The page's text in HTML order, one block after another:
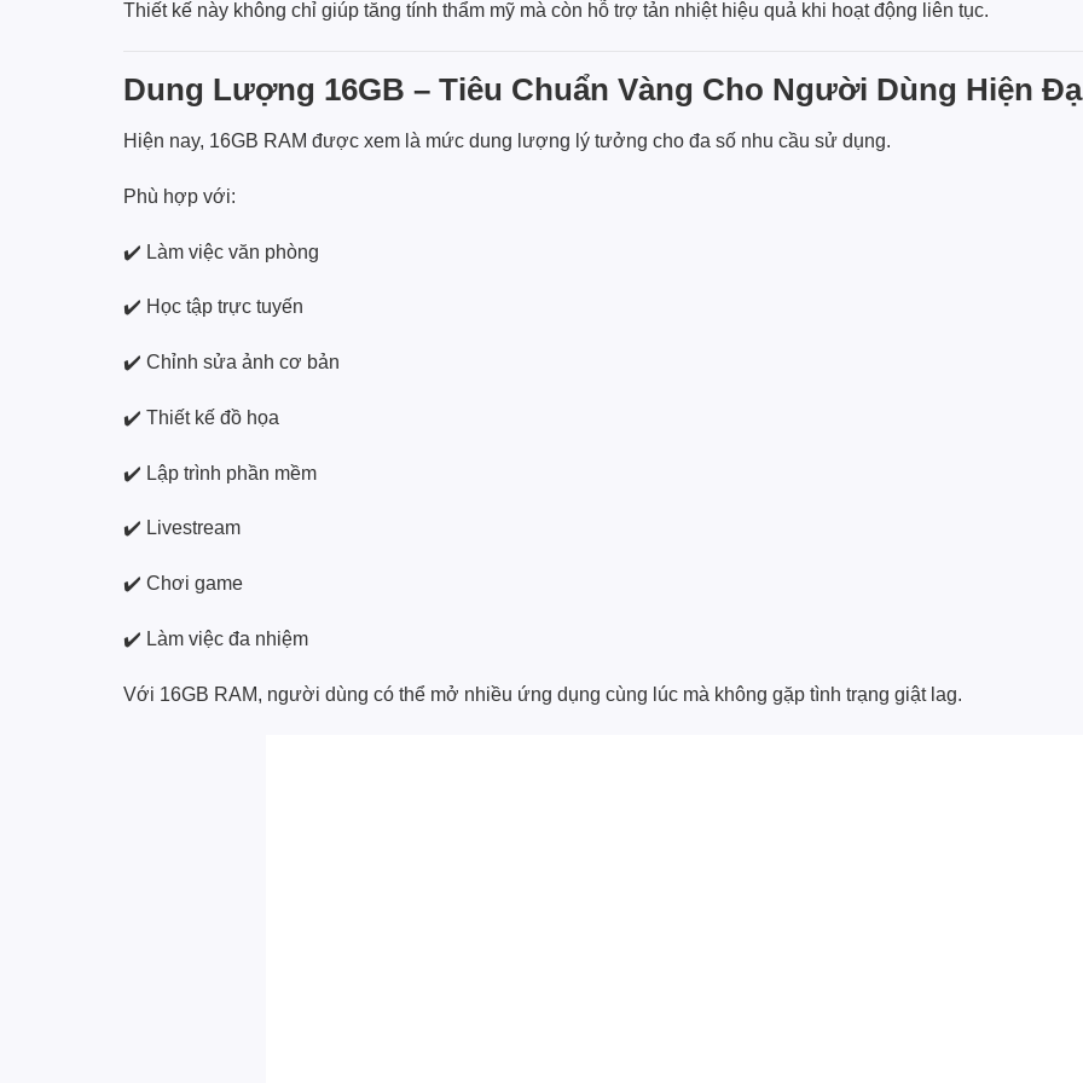
Thiết kế này không chỉ giúp tăng tính thẩm mỹ mà còn hỗ trợ tản nhiệt hiệu quả khi hoạt động liên tục.
Dung Lượng 16GB – Tiêu Chuẩn Vàng Cho Người Dùng Hiện
Hiện nay, 16GB RAM được xem là mức dung lượng lý tưởng cho đa số nhu cầu sử dụng.
Phù hợp với:
✔️ Làm việc văn phòng
✔️ Học tập trực tuyến
✔️ Chỉnh sửa ảnh cơ bản
✔️ Thiết kế đồ họa
✔️ Lập trình phần mềm
✔️ Livestream
✔️ Chơi game
✔️ Làm việc đa nhiệm
Với 16GB RAM, người dùng có thể mở nhiều ứng dụng cùng lúc mà không gặp tình trạng giật lag.